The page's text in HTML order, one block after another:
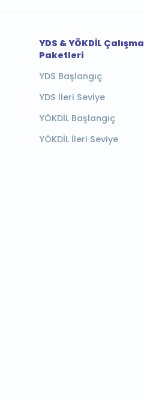
YDS & YÖKDİL Çalışma
Paketleri
YDS Başlangıç
YDS İleri Seviye
YÖKDİL Başlangıç
YÖKDİL İleri Seviye